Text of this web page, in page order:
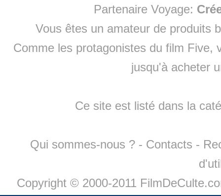
Partenaire Voyage:
Vous êtes un amateur de produits
Comme les protagonistes du film Five,
jusqu'à acheter
Ce site est listé dans la
Qui sommes-nous ? - Contacts -
Copyright © 2000-2011